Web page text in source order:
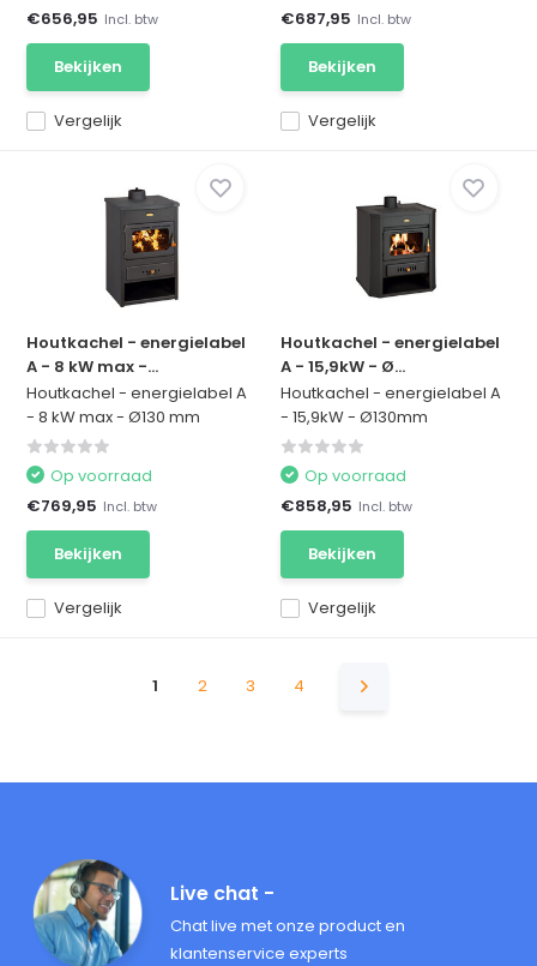
Vergelijk
€656,95 Incl. btw
Bekijken
Vergelijk
€687,95 Incl. btw
Bekijken
Houtkachel - energielabel
A - 8 kW max -...
Houtkachel - energielabel A
- 8 kW max - Ø130 mm
Vergelijk
Op voorraad
€769,95 Incl. btw
Bekijken
Houtkachel - energielabel
A - 15,9kW - Ø...
Houtkachel - energielabel A
- 15,9kW - Ø130mm
Vergelijk
Op voorraad
€858,95 Incl. btw
Bekijken
1 2 3 4
Live chat -
Chat live met onze product en
klantenservice experts